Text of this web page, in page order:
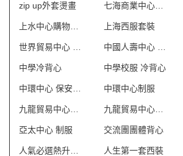
zip up外套燙畫 七海商業中心制服
上海西服套裝
中學冷背心 中學校服 冷背心
中環中心制服
九龍貿易中心二座 保安制服
亞太中心 制服 交流團團體背心
人生第一套西裝